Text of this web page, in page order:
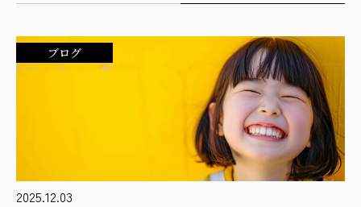
ブログ
2025.12.03